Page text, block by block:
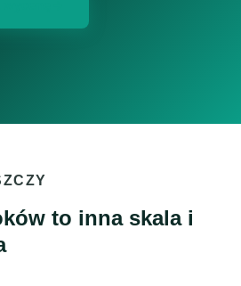
to inna skala i